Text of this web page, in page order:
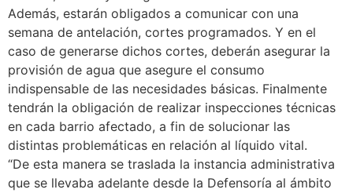
Además, estarán obligados a comunicar con una
semana de antelación, cortes programados. Y en el
caso de generarse dichos cortes, deberán asegurar la
provisión de agua que asegure el consumo
indispensable de las necesidades básicas. Finalmente
tendrán la obligación de realizar inspecciones técnicas
en cada barrio afectado, a fin de solucionar las
distintas problemáticas en relación al líquido vital.
“De esta manera se traslada la instancia administrativa
que se llevaba adelante desde la Defensoría al ámbito